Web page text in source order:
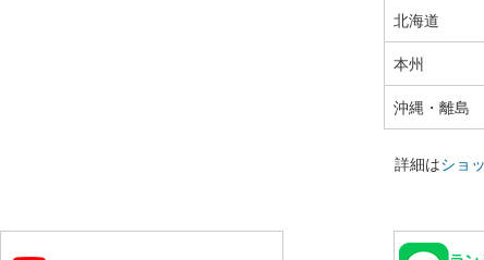
北海道
本州
沖縄・離島
詳細はショ